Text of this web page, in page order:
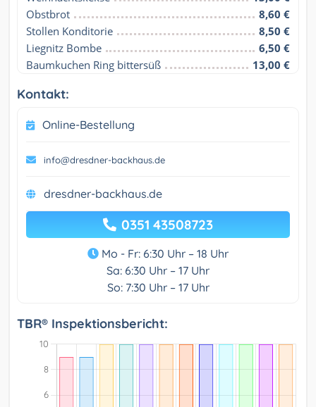
Obstbrot
8,60 €
Stollen Konditorie
8,50 €
Liegnitz Bombe
6,50 €
Baumkuchen Ring bittersüß
13,00 €
Kontakt:
Online-Bestellung
info@dresdner-backhaus.de
dresdner-backhaus.de
0351 43508723
Mo - Fr: 6:30 Uhr – 18 Uhr
Sa: 6:30 Uhr – 17 Uhr
So: 7:30 Uhr – 17 Uhr
TBR® Inspektionsbericht: